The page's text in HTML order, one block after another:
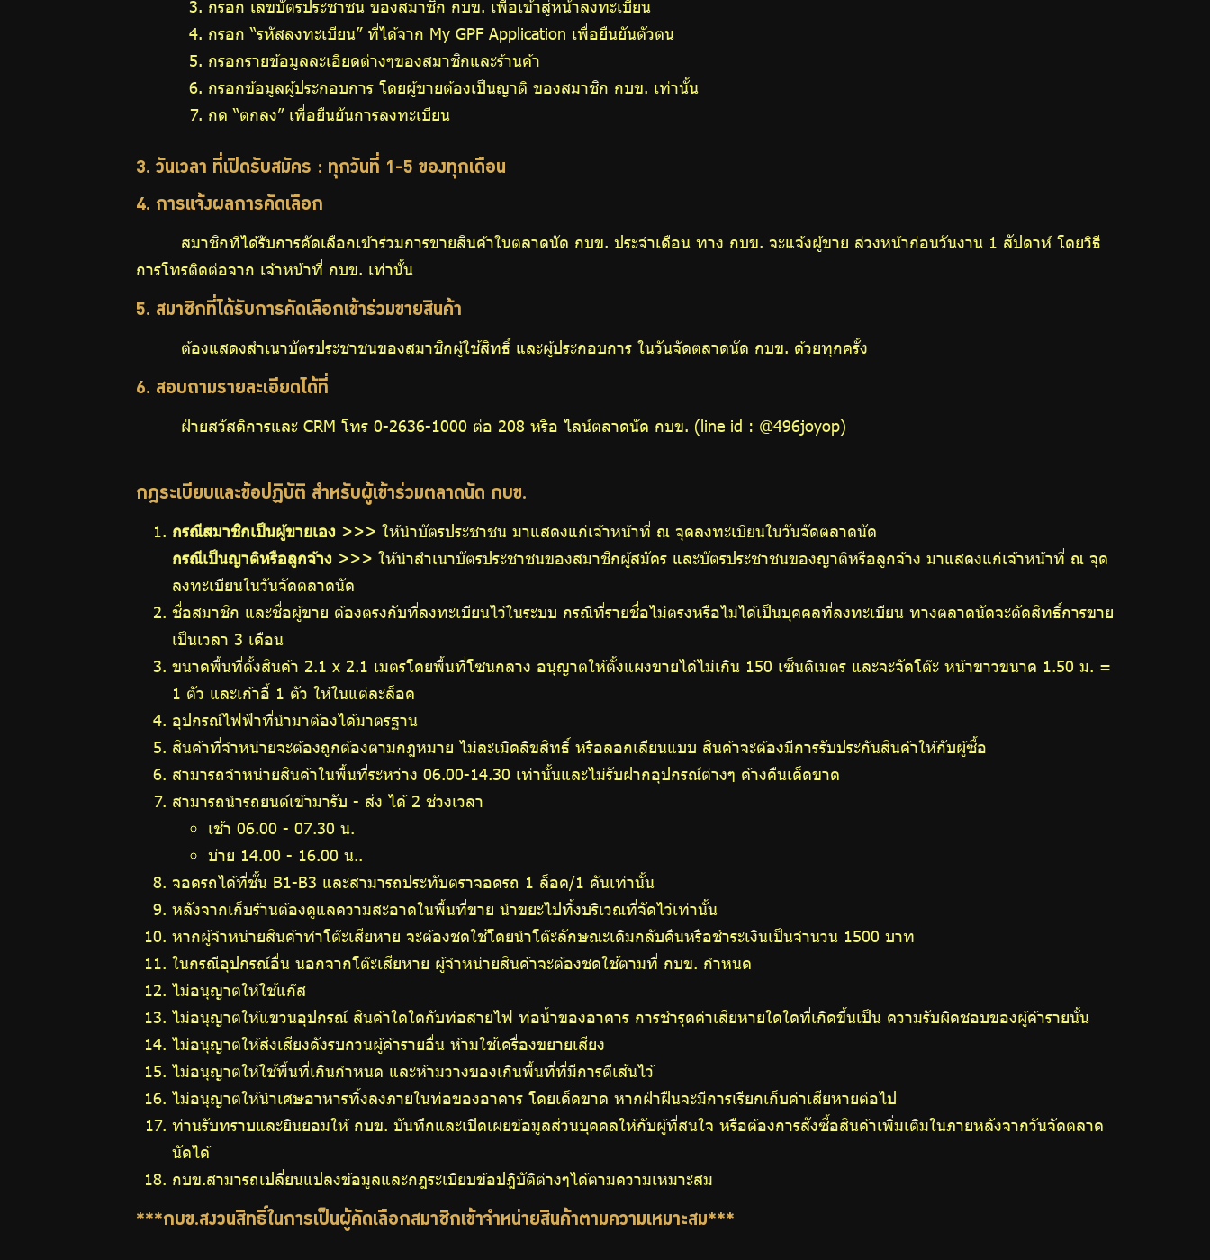
กิจกรรม
กรอก เลขบัตรประชาชน ของสมาชิก กบข. เพื่อเข้าสู่หน้าลงทะเบียน
กรอก “รหัสลงทะเบียน” ที่ได้จาก My GPF Application เพื่อยืนยันตัวตน
กรอกรายข้อมูลละเอียดต่างๆของสมาชิกและร้านค้า
กรอกข้อมูลผู้ประกอบการ โดยผู้ขายต้องเป็นญาติ ของสมาชิก กบข. เท่านั้น
กด “ตกลง” เพื่อยืนยันการลงทะเบียน
3. วันเวลา ที่เปิดรับสมัคร : ทุกวันที่ 1-5 ของทุกเดือน
4. การแจ้งผลการคัดเลือก
สมาชิกที่ได้รับการคัดเลือกเข้าร่วมการขายสินค้าในตลาดนัด กบข. ประจำเดือน ทาง กบข. จะแจ้งผู้ขาย ล่วงหน้าก่อนวันงาน 1 สัปดาห์ โดยวิธี
การโทรติดต่อจาก เจ้าหน้าที่ กบข. เท่านั้น
5. สมาชิกที่ได้รับการคัดเลือกเข้าร่วมขายสินค้า
ต้องแสดงสำเนาบัตรประชาชนของสมาชิกผู้ใช้สิทธิ์ และผู้ประกอบการ ในวันจัดตลาดนัด กบข. ด้วยทุกครั้ง
6. สอบถามรายละเอียดได้ที่
ฝ่ายสวัสดิการและ CRM โทร 0-2636-1000 ต่อ 208 หรือ ไลน์ตลาดนัด กบข. (line id : @496joyop)
กฎระเบียบและข้อปฏิบัติ สำหรับผู้เข้าร่วมตลาดนัด กบข.
กรณีสมาชิกเป็นผู้ขายเอง>>> ให้นำบัตรประชาชน มาแสดงแก่เจ้าหน้าที่ ณ จุดลงทะเบียนในวันจัดตลาดนัด
กรณีเป็นญาติหรือลูกจ้าง>>> ให้นำสำเนาบัตรประชาชนของสมาชิกผู้สมัคร และบัตรประชาชนของญาติหรือลูกจ้าง มาแสดงแก่เจ้าหน้าที่ ณ จุด
ลงทะเบียนในวันจัดตลาดนัด
ชื่อสมาชิก และชื่อผู้ขาย ต้องตรงกับที่ลงทะเบียนไว้ในระบบ กรณีที่รายชื่อไม่ตรงหรือไม่ได้เป็นบุคคลที่ลงทะเบียน ทางตลาดนัดจะตัดสิทธิ์การขาย
เป็นเวลา 3 เดือน
ขนาดพื้นที่ตั้งสินค้า 2.1 x 2.1 เมตรโดยพื้นที่โซนกลาง อนุญาตให้ตั้งแผงขายได้ไม่เกิน 150 เซ็นติเมตร และจะจัดโต๊ะ หน้าขาวขนาด 1.50 ม. =
1 ตัว และเก้าอี้ 1 ตัว ให้ในแต่ละล็อค
อุปกรณ์ไฟฟ้าที่นำมาต้องได้มาตรฐาน
สินค้าที่จำหน่ายจะต้องถูกต้องตามกฎหมาย ไม่ละเมิดลิขสิทธิ์ หรือลอกเลียนแบบ สินค้าจะต้องมีการรับประกันสินค้าให้กับผู้ซื้อ
สามารถจำหน่ายสินค้าในพื้นที่ระหว่าง 06.00-14.30 เท่านั้นและไม่รับฝากอุปกรณ์ต่างๆ ค้างคืนเด็ดขาด
สามารถนำรถยนต์เข้ามารับ - ส่ง ได้ 2 ช่วงเวลา
เช้า 06.00 - 07.30 น.
บ่าย 14.00 - 16.00 น..
จอดรถได้ที่ชั้น B1-B3 และสามารถประทับตราจอดรถ 1 ล็อค/1 คันเท่านั้น
หลังจากเก็บร้านต้องดูแลความสะอาดในพื้นที่ขาย นำขยะไปทิ้งบริเวณที่จัดไว้เท่านั้น
หากผู้จำหน่ายสินค้าทำโต๊ะเสียหาย จะต้องชดใช้โดยนำโต๊ะลักษณะเดิมกลับคืนหรือชำระเงินเป็นจำนวน 1500 บาท
ในกรณีอุปกรณ์อื่น นอกจากโต๊ะเสียหาย ผู้จำหน่ายสินค้าจะต้องชดใช้ตามที่ กบข. กำหนด
ไม่อนุญาตให้ใช้แก๊ส
ไม่อนุญาตให้แขวนอุปกรณ์ สินค้าใดใดกับท่อสายไฟ ท่อน้ำของอาคาร การชำรุดค่าเสียหายใดใดที่เกิดขึ้นเป็น ความรับผิดชอบของผู้ค้ารายนั้น
ไม่อนุญาตให้ส่งเสียงดังรบกวนผู้ค้ารายอื่น ห้ามใช้เครื่องขยายเสียง
ไม่อนุญาตให้ใช้พื้นที่เกินกำหนด และห้ามวางของเกินพื้นที่ที่มีการตีเส้นไว้
ไม่อนุญาตให้นำเศษอาหารทิ้งลงภายในท่อของอาคาร โดยเด็ดขาด หากฝ่าฝืนจะมีการเรียกเก็บค่าเสียหายต่อไป
ท่านรับทราบและยินยอมให้ กบข. บันทึกและเปิดเผยข้อมูลส่วนบุคคลให้กับผู้ที่สนใจ หรือต้องการสั่งซื้อสินค้าเพิ่มเติมในภายหลังจากวันจัดตลาด
นัดได้
กบข.สามารถเปลี่ยนแปลงข้อมูลและกฎระเบียบข้อปฎิบัติต่างๆได้ตามความเหมาะสม
***กบข.สงวนสิทธิ์ในการเป็นผู้คัดเลือกสมาชิกเข้าจำหน่ายสินค้าตามความเหมาะสม***